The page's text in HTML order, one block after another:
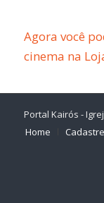
Agora você
cinema na
Portal Kairós -
Home